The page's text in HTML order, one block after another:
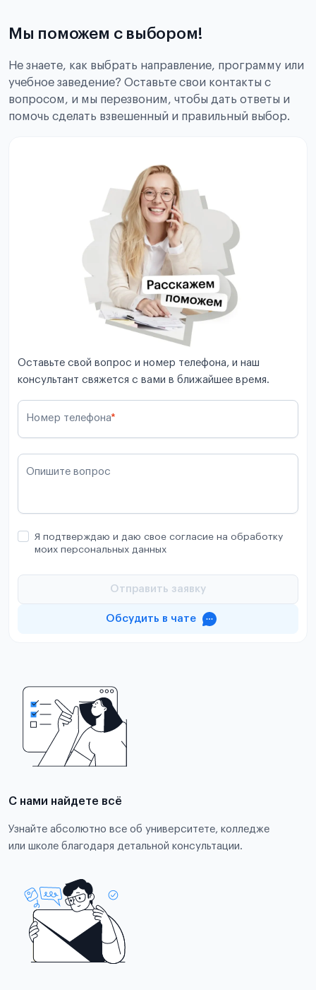
Мы поможем с выбором!
Не знаете, как выбрать направление, программу или
учебное заведение? Оставьте свои контакты с
вопросом, и мы перезвоним, чтобы дать ответы и
помочь сделать взвешенный и правильный выбор.
Оставьте свой вопрос и номер телефона, и наш
консультант свяжется с вами в ближайшее время.
Номер телефона*
Опишите вопрос
Я подтверждаю и даю свое согласие на обработку
моих персональных данных
Отправить заявку
Обсудить в чате
С нами найдете всё
Узнайте абсолютно все об университете, колледже
или школе благодаря детальной консультации.